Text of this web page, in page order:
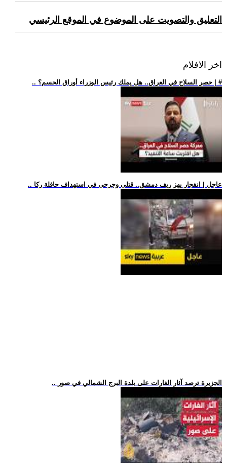
التعليق والتصويت على الموضوع في الموقع الرئيسي
اخر الافلام
.. حصر السلاح في العراق.. هل يملك رئيس الوزراء أوراق الحسم؟ | #
.. عاجل | انفجار يهز ريف دمشق.. قتلى وجرحى في استهداف حافلة ركا
.. الجزيرة ترصد آثار الغارات على بلدة البرج الشمالي في صور